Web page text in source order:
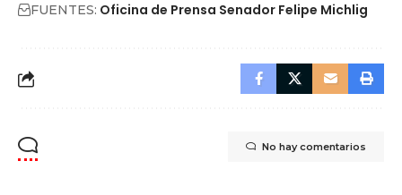
FUENTES: Oficina de Prensa Senador Felipe Michlig
No hay comentarios